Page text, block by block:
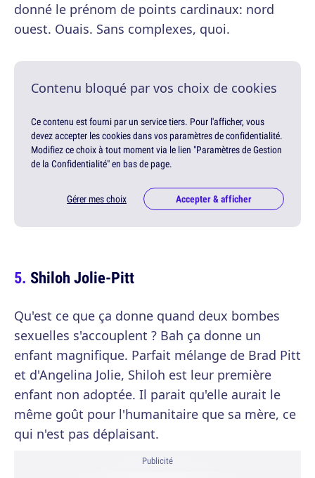
donné le prénom de points cardinaux: nord
ouest. Ouais. Sans complexes, quoi.
Contenu bloqué par vos choix de cookies
Ce contenu est fourni par un service tiers. Pour l'afficher, vous
devez accepter les cookies dans vos paramètres de confidentialité.
Modifiez ce choix à tout moment via le lien "Paramètres de Gestion
de la Confidentialité" en bas de page.
Gérer mes choix Accepter & afficher
Shiloh Jolie-Pitt
Qu'est ce que ça donne quand deux bombes
sexuelles s'accouplent ? Bah ça donne un
enfant magnifique. Parfait mélange de Brad Pitt
et d'Angelina Jolie, Shiloh est leur première
enfant non adoptée. Il parait qu'elle aurait le
même goût pour l'humanitaire que sa mère, ce
qui n'est pas déplaisant.
Publicité